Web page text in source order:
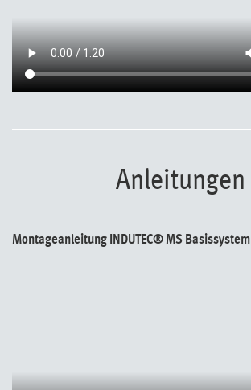
Anleitungen
Montageanleitung INDUTEC® MS Basissystem